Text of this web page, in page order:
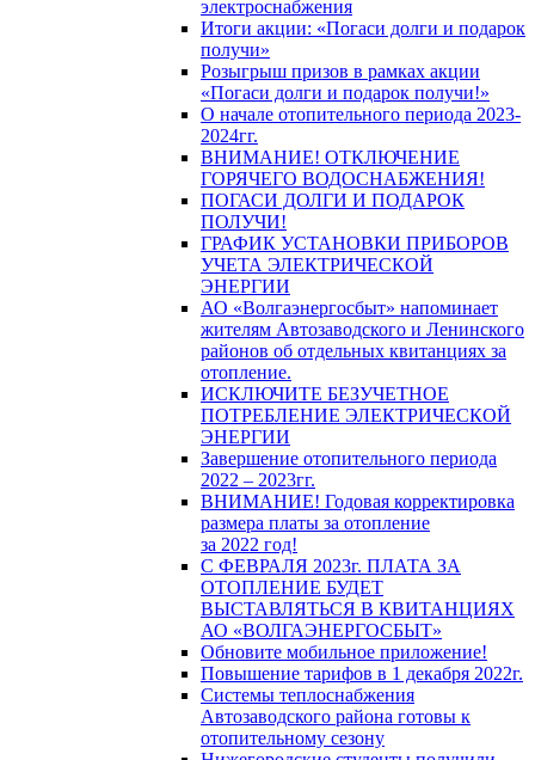
электроснабжения
Итоги акции: «Погаси долги и подарок
получи»
Розыгрыш призов в рамках акции
«Погаси долги и подарок получи!»
О начале отопительного периода 2023-
2024гг.
ВНИМАНИЕ! ОТКЛЮЧЕНИЕ
ГОРЯЧЕГО ВОДОСНАБЖЕНИЯ!
ПОГАСИ ДОЛГИ И ПОДАРОК
ПОЛУЧИ!
ГРАФИК УСТАНОВКИ ПРИБОРОВ
УЧЕТА ЭЛЕКТРИЧЕСКОЙ
ЭНЕРГИИ
АО «Волгаэнергосбыт» напоминает
жителям Автозаводского и Ленинского
районов об отдельных квитанциях за
отопление.
ИСКЛЮЧИТЕ БЕЗУЧЕТНОЕ
ПОТРЕБЛЕНИЕ ЭЛЕКТРИЧЕСКОЙ
ЭНЕРГИИ
Завершение отопительного периода
2022 – 2023гг.
ВНИМАНИЕ! Годовая корректировка
размера платы за отопление
за 2022 год!
С ФЕВРАЛЯ 2023г. ПЛАТА ЗА
ОТОПЛЕНИЕ БУДЕТ
ВЫСТАВЛЯТЬСЯ В КВИТАНЦИЯХ
АО «ВОЛГАЭНЕРГОСБЫТ»
Обновите мобильное приложение!
Повышение тарифов в 1 декабря 2022г.
Системы теплоснабжения
Автозаводского района готовы к
отопительному сезону